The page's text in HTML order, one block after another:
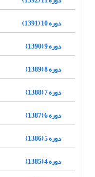
دوره 10 (1391)
دوره 9 (1390)
دوره 8 (1389)
دوره 7 (1388)
دوره 6 (1387)
دوره 5 (1386)
دوره 4 (1385)